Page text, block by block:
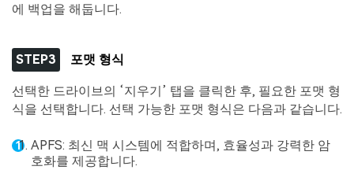
에 백업을 해둡니다.
STEP3 포맷 형식
선택한 드라이브의 ‘지우기’ 탭을 클릭한 후, 필요한 포맷 형
식을 선택합니다. 선택 가능한 포맷 형식은 다음과 같습니다.
APFS: 최신 맥 시스템에 적합하며, 효율성과 강력한 암
호화를 제공합니다.